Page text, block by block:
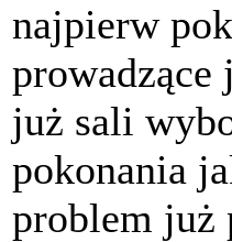
najpierw
prowadzące
już sali
pokonania
problem już